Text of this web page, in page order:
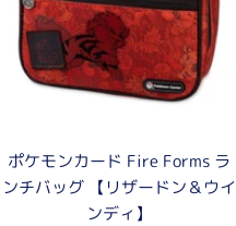
ポケモンカード Fire Forms ラ
ンチバッグ 【リザードン＆ウイ
ンディ】